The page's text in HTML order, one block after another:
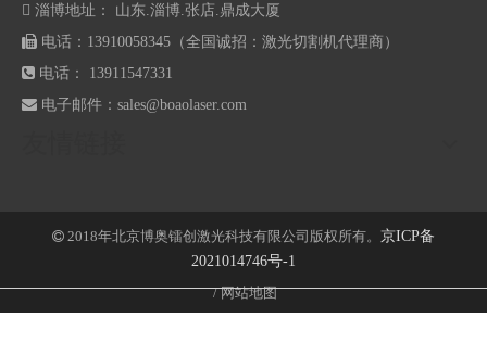
 淄博地址： 山东.淄博.张店.鼎成大厦
 电话：13910058345（全国诚招：激光切割机代理商）
 电话： 13911547331
 电子邮件： sales@boaolaser.com
 2018年北京博奥镭创激光科技有限公司版权所有。 京ICP备
2021014746号-1
/网站地图